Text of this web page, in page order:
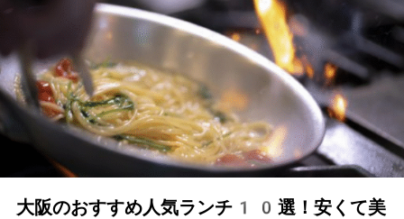
大阪のおすすめ人気ランチ10選！安くて美